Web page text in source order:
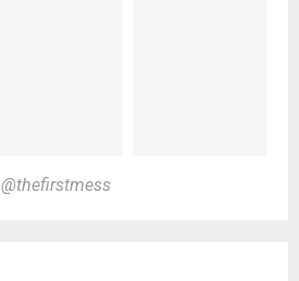
@thefirstmess